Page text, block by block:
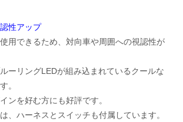
性アップ
用できるため、対向車や周囲への視認性が
ーリングLEDが組み込まれているクールな
。
ンを好む方にも好評です。
、ハーネスとスイッチも付属しています。